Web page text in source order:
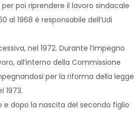
poi riprendere il lavoro sindacale
al 1968 è responsabile dell’Udi
nel 1972. Durante l’impegno
all’interno della Commissione
per la riforma della legge
1973.
dopo la nascita del secondo figlio